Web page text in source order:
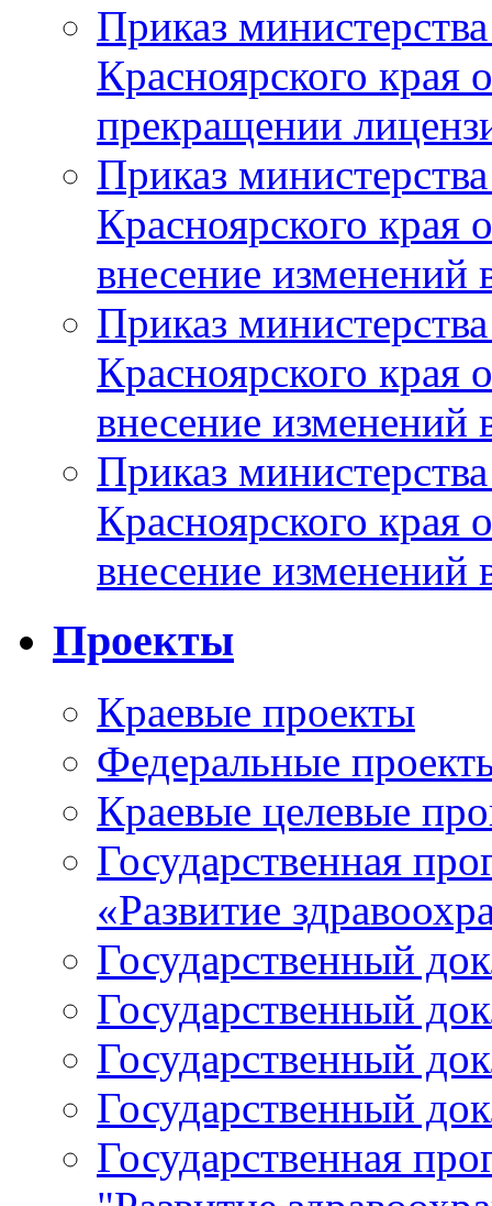
Приказ
Красноярского
прекращении
Приказ
Красноярского
внесение изменений
Приказ
Красноярского
внесение изменений
Приказ
Красноярского
внесение изменений
Проекты
Краевые проекты
Федеральные
Краевые целевые
Государственная
«Развитие
Государственный
Государственный
Государственный
Государственный
Государственная